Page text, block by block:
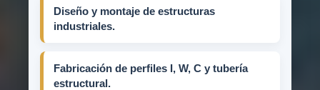
Diseño y montaje de estructuras
industriales.
Fabricación de perfiles I, W, C y tubería
estructural.